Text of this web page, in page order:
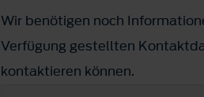
Wir benötigen noch
Verfügung gestellten
kontaktieren können.